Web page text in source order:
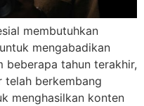
membutuhkan
mengabadikan
beberapa tahun terakhir,
telah berkembang
menghasilkan konten